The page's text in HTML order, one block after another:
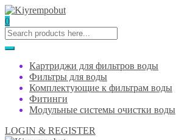
0
Картриджи для фильтров воды
Фильтры для воды
Комплектующие к фильтрам воды
Фитинги
Модульные системы очистки воды
LOGIN & REGISTER